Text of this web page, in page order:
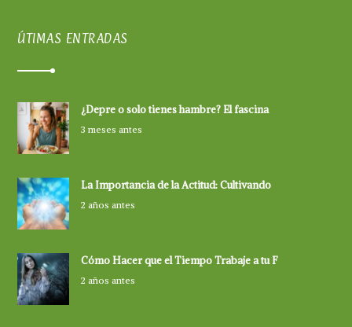
ÚTIMAS ENTRADAS
¿Depre o solo tienes hambre? El fascina
3 meses antes
La Importancia de la Actitud: Cultivando
2 años antes
Cómo Hacer que el Tiempo Trabaje a tu F
2 años antes